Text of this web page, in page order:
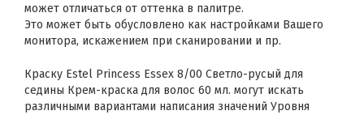
может отличаться от оттенка в палитре.
Это может быть обусловлено как настройками Вашего
монитора, искажением при сканировании и пр.
Краску Estel Princess Essex 8/00 Светло-русый для
седины Крем-краска для волос 60 мл. могут искать
различными вариантами написания значений Уровня